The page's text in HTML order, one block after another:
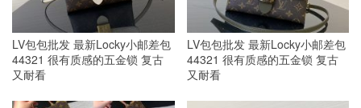
LV包包批发 最新Locky小邮差包
44321 很有质感的五金锁 复古
又耐看
LV包包批发 最新Locky小邮差包
44321 很有质感的五金锁 复古
又耐看